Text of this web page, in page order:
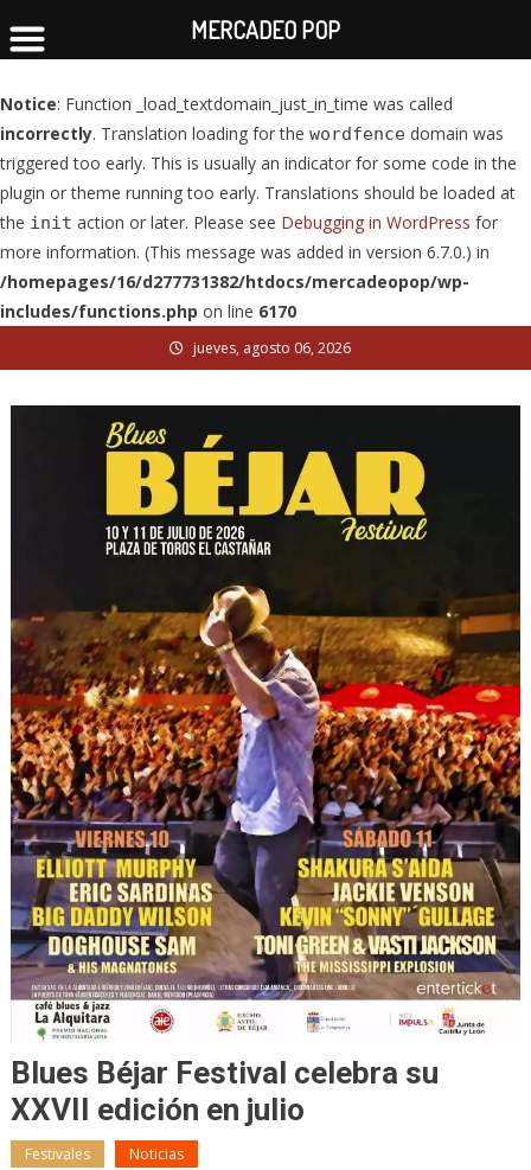
Notice: Function _load_textdomain_just_in_time was called
incorrectly. Translation loading for the wordfence domain was
triggered too early. This is usually an indicator for some code in the
plugin or theme running too early. Translations should be loaded at
the init action or later. Please see Debugging in WordPress for
more information. (This message was added in version 6.7.0.) in
/homepages/16/d277731382/htdocs/mercadeopop/wp-
includes/functions.php on line 6170
to
jueves, agosto 06, 2026
Blues Béjar Festival celebra su
XXVII edición en julio
Festivales Noticias
MERCADEO POP